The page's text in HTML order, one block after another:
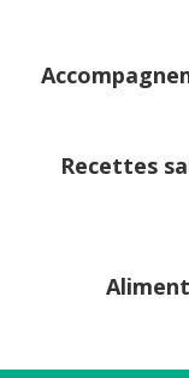
contenu
Recettes